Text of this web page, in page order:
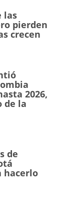
las
pierden
crecen
2026,
de la
de
hacerlo